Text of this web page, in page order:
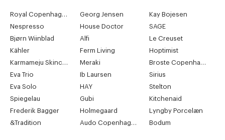
Royal Copenhagen Georg Jensen
Kay Bojesen
Nespresso
House Doctor
SAGE
Bjørn Wiinblad
Alfi
Le Creuset
Kähler
Ferm Living
Hoptimist
Karmameju Skincare
Meraki
Broste Copenhagen
Eva Trio
Ib Laursen
Sirius
Eva Solo
HAY
Stelton
Spiegelau
Gubi
Kitchenaid
Frederik Bagger
Holmegaard
Lyngby Porcelæn
&Tradition
Audo Copenhagen Bodum